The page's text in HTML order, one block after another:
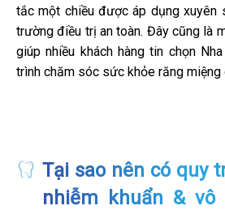
tắc một chiều được áp dụng xuyên
trường điều trị an toàn. Đây cũng là
giúp nhiều khách hàng tin chọn
trình chăm sóc sức khỏe răng miệng
Tại sao nên có quy
nhiễm khuẩn &